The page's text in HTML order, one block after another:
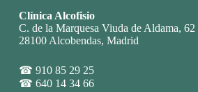
Clínica Alcofisio
C. de la Marquesa Viuda de Aldama, 62
28100 Alcobendas, Madrid
☎ 910 85 29 25
☎ 640 14 34 66